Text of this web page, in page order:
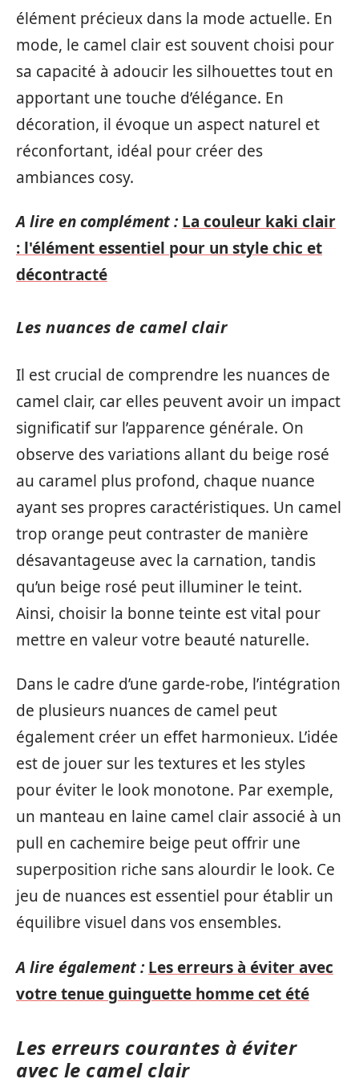
élément précieux dans la mode actuelle. En
mode, le camel clair est souvent choisi pour
sa capacité à adoucir les silhouettes tout en
apportant une touche d’élégance. En
décoration, il évoque un aspect naturel et
réconfortant, idéal pour créer des
ambiances cosy.
A lire en complément : La couleur kaki clair
: l'élément essentiel pour un style chic et
décontracté
Les nuances de camel clair
Il est crucial de comprendre les nuances de
camel clair, car elles peuvent avoir un impact
significatif sur l’apparence générale. On
observe des variations allant du beige rosé
au caramel plus profond, chaque nuance
ayant ses propres caractéristiques. Un camel
trop orange peut contraster de manière
désavantageuse avec la carnation, tandis
qu’un beige rosé peut illuminer le teint.
Ainsi, choisir la bonne teinte est vital pour
mettre en valeur votre beauté naturelle.
Dans le cadre d’une garde-robe, l’intégration
de plusieurs nuances de camel peut
également créer un effet harmonieux. L’idée
est de jouer sur les textures et les styles
pour éviter le look monotone. Par exemple,
un manteau en laine camel clair associé à un
pull en cachemire beige peut offrir une
superposition riche sans alourdir le look. Ce
jeu de nuances est essentiel pour établir un
équilibre visuel dans vos ensembles.
A lire également : Les erreurs à éviter avec
votre tenue guinguette homme cet été
Les erreurs courantes à éviter
avec le camel clair